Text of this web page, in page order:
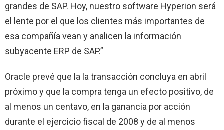
grandes de SAP. Hoy, nuestro software Hyperion será
el lente por el que los clientes más importantes de
esa compañía vean y analicen la información
subyacente ERP de SAP.”
Oracle prevé que la la transacción concluya en abril
próximo y que la compra tenga un efecto positivo, de
al menos un centavo, en la ganancia por acción
durante el ejercicio fiscal de 2008 y de al menos